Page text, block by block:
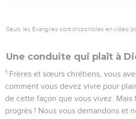
Seuls les Évangiles sont disponibles en vidéo
Une conduite qui plaît à
1 Frères et sœurs chrétiens, vous
comment vous devez vivre pour
de cette façon que vous vivez. Mais
progrès ! Nous vous demandons et